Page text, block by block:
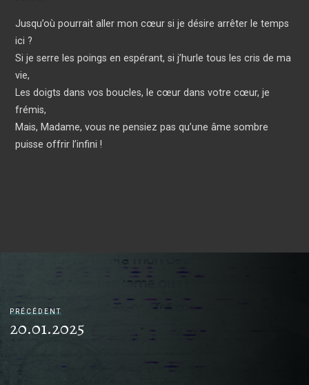
Jusqu’où pourrait aller mon cœur si je désire arrêter le temps
ici ?
Si je serre les poings en espérant, si j’hurle tous les cris de ma
vie,
Les doigts dans vos boucles, le cœur dans votre cœur, je
frémis,
Mais, Madame, vous ne pensiez pas qu’une âme sombre
puisse offrir l’infini !
PRÉCÉDENT
20.01.2025